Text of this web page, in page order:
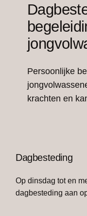
Persoonlijke
krachten en
Dagbesteding
Op dinsdag tot en
dagbesteding aan